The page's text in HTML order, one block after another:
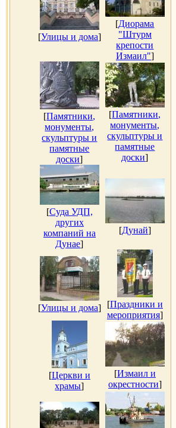
[Улицы и дома]
[Диорама
"Штурм
крепости
Измаил"]
[Памятники,
монументы,
скульптуры и
памятные
доски]
[Памятники,
монументы,
скульптуры и
памятные
доски]
[Суда УДП,
других
компаний на
Дунае]
[Дунай]
[Улицы и дома] [Праздники и
мероприятия]
[Церкви и
храмы]
[Измаил и
окрестности]